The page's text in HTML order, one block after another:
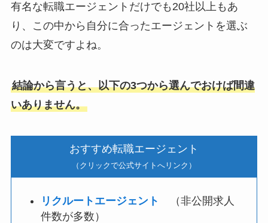
有名な転職エージェントだけでも20社以上もあ
り、この中から自分に合ったエージェントを選ぶ
のは大変ですよね。
結論から言うと、以下の3つから選んでおけば間違
いありません。
おすすめ転職エージェント
（クリックで公式サイトへリンク）
リクルートエージェント
（非公開求人
件数が多数）